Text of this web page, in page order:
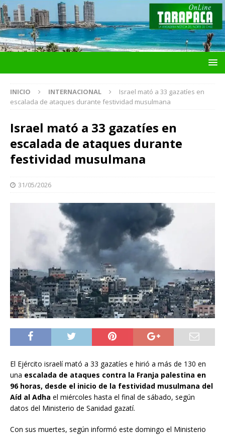
INICIO INTERNACIONAL
Israel mató a 33 gazatíes en
escalada de ataques durante festividad musulmana
Israel mató a 33 gazatíes en
escalada de ataques durante
festividad musulmana
31/05/2026
El Ejército israelí mató a 33 gazatíes e hirió a más de 130 en
una escalada de ataques contra la Franja palestina en
96 horas, desde el inicio de la festividad musulmana del
Aíd al Adha el miércoles hasta el final de sábado, según
datos del Ministerio de Sanidad gazatí.
Con sus muertes, según informó este domingo el Ministerio